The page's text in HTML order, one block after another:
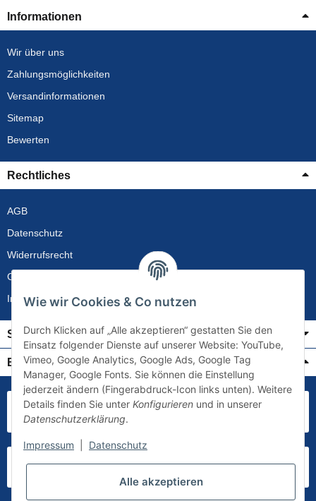
Informationen
Wir über uns
Zahlungsmöglichkeiten
Versandinformationen
Sitemap
Bewerten
Rechtliches
AGB
Datenschutz
Widerrufsrecht
Gewährleistung
Impressum
Service
Bezahlung & Versand
Wie wir Cookies & Co nutzen
Durch Klicken auf „Alle akzeptieren“ gestatten Sie den
Einsatz folgender Dienste auf unserer Website: YouTube,
Vimeo, Google Analytics, Google Ads, Google Tag
Manager, Google Fonts. Sie können die Einstellung
jederzeit ändern (Fingerabdruck-Icon links unten). Weitere
Details finden Sie unter Konfigurieren und in unserer
Datenschutzerklärung.
Impressum Datenschutz
Alle akzeptieren